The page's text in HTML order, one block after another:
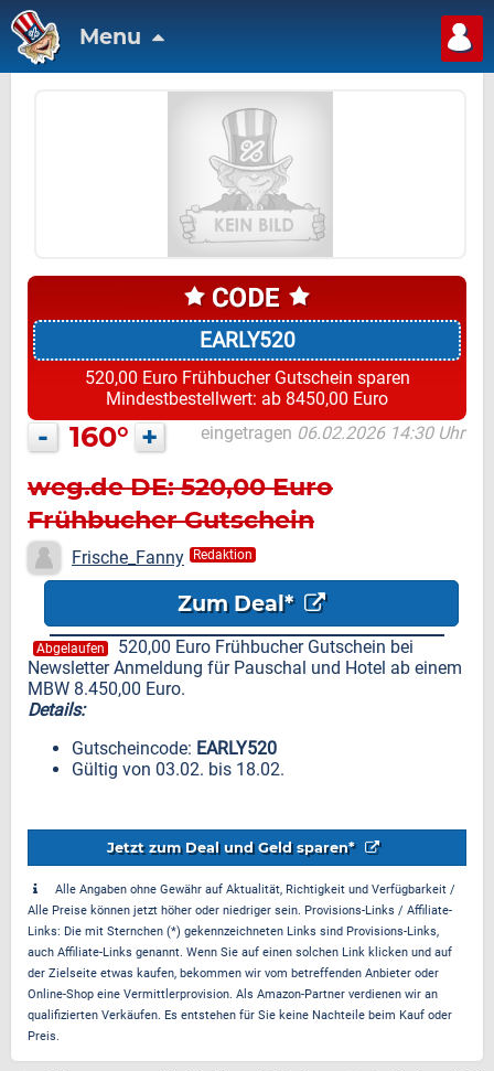
Menu
EARLY520
520,00 Euro Frühbucher Gutschein sparen
Mindestbestellwert: ab 8450,00 Euro
- 160° + eingetragen 06.02.2026 14:30 Uhr
weg.de DE: 520,00 Euro
Frühbucher Gutschein
Frische_Fanny Redaktion
Zum Deal*
Abgelaufen
520,00 Euro Frühbucher Gutschein bei
Newsletter Anmeldung für Pauschal und Hotel ab einem
MBW 8.450,00 Euro.
Details:
Gutscheincode: EARLY520
Gültig von 03.02. bis 18.02.
Jetzt zum Deal und Geld sparen*
Alle Angaben ohne Gewähr auf Aktualität, Richtigkeit und Verfügbarkeit /
Alle Preise können jetzt höher oder niedriger sein. Provisions-Links / Affiliate-
Links: Die mit Sternchen (*) gekennzeichneten Links sind Provisions-Links,
auch Affiliate-Links genannt. Wenn Sie auf einen solchen Link klicken und auf
der Zielseite etwas kaufen, bekommen wir vom betreffenden Anbieter oder
Online-Shop eine Vermittlerprovision. Als Amazon-Partner verdienen wir an
qualifizierten Verkäufen. Es entstehen für Sie keine Nachteile beim Kauf oder
Preis.